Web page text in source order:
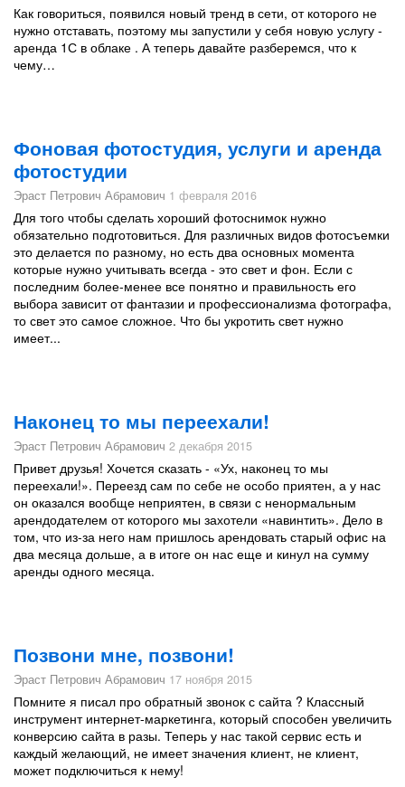
Как говориться, появился новый тренд в сети, от которого не
нужно отставать, поэтому мы запустили у себя новую услугу -
аренда 1С в облаке . А теперь давайте разберемся, что к
чему…
Фоновая фотостудия, услуги и аренда
фотостудии
Эраст Петрович Абрамович 1 февраля 2016
Для того чтобы сделать хороший фотоснимок нужно
обязательно подготовиться. Для различных видов фотосъемки
это делается по разному, но есть два основных момента
которые нужно учитывать всегда - это свет и фон. Если с
последним более-менее все понятно и правильность его
выбора зависит от фантазии и профессионализма фотографа,
то свет это самое сложное. Что бы укротить свет нужно
имеет...
Наконец то мы переехали!
Эраст Петрович Абрамович 2 декабря 2015
Привет друзья! Хочется сказать - «Ух, наконец то мы
переехали!». Переезд сам по себе не особо приятен, а у нас
он оказался вообще неприятен, в связи с ненормальным
арендодателем от которого мы захотели «навинтить». Дело в
том, что из-за него нам пришлось арендовать старый офис на
два месяца дольше, а в итоге он нас еще и кинул на сумму
аренды одного месяца.
Позвони мне, позвони!
Эраст Петрович Абрамович 17 ноября 2015
Помните я писал про обратный звонок с сайта ? Классный
инструмент интернет-маркетинга, который способен увеличить
конверсию сайта в разы. Теперь у нас такой сервис есть и
каждый желающий, не имеет значения клиент, не клиент,
может подключиться к нему!